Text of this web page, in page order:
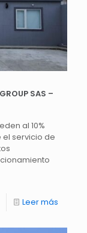
SAS –
al 10%
servicio de
Leer más